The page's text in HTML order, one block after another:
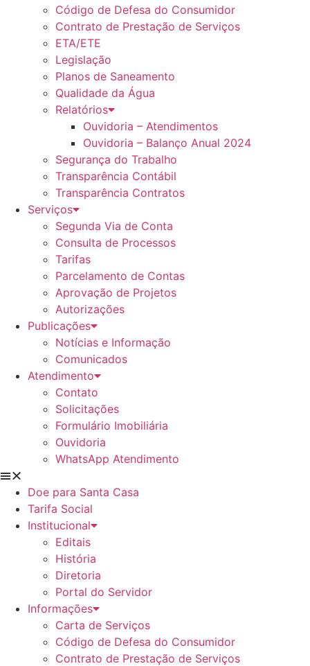
Código de Defesa do Consumidor
Contrato de Prestação de Serviços
ETA/ETE
Legislação
Planos de Saneamento
Qualidade da Água
Relatórios
Ouvidoria – Atendimentos
Ouvidoria – Balanço Anual 2024
Segurança do Trabalho
Transparência Contábil
Transparência Contratos
Serviços
Segunda Via de Conta
Consulta de Processos
Tarifas
Parcelamento de Contas
Aprovação de Projetos
Autorizações
Publicações
Notícias e Informação
Comunicados
Atendimento
Contato
Solicitações
Formulário Imobiliária
Ouvidoria
WhatsApp Atendimento
Doe para Santa Casa
Tarifa Social
Institucional
Editais
História
Diretoria
Portal do Servidor
Informações
Carta de Serviços
Código de Defesa do Consumidor
Contrato de Prestação de Serviços